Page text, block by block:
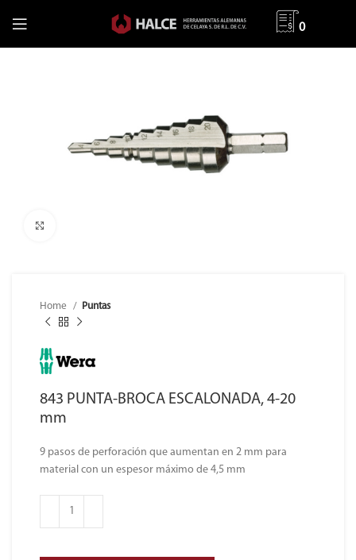
0
Home Puntas
843 PUNTA-BROCA ESCALONADA, 4-20
mm
9 pasos de perforación que aumentan en 2 mm para
material con un espesor máximo de 4,5 mm